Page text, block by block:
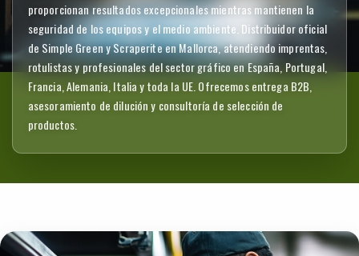
proporcionan resultados excepcionales mientras mantienen la
seguridad de los equipos y el medio ambiente. Distribuidor oficial
de Simple Green y Scraperite en Mallorca, atendiendo imprentas,
rotulistas y profesionales del sector gráfico en España, Portugal,
Francia, Alemania, Italia y toda la UE. Ofrecemos entrega B2B,
asesoramiento de dilución y consultoría de selección de
productos.